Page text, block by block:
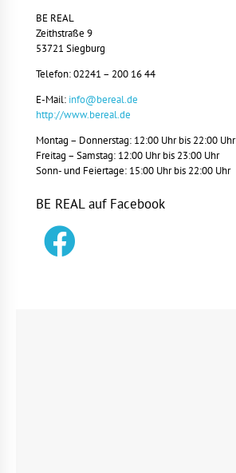
BE REAL
Zeithstraße 9
53721 Siegburg
Telefon: 02241 – 200 16 44
E-Mail: info@bereal.de
http://www.bereal.de
Montag – Donnerstag: 12:00 Uhr bis 22:00 Uhr
Freitag – Samstag: 12:00 Uhr bis 23:00 Uhr
Sonn- und Feiertage: 15:00 Uhr bis 22:00 Uhr
BE REAL auf Facebook